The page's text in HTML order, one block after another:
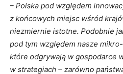
– Polska pod względem
z końcowych miejsc wśród
niezmiernie istotne. Podobnie
pod tym względem nasze
które odgrywają w gospodarce
w strategiach – zarówno